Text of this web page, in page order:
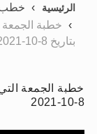
الرئيسية
خطب
خطبة الجمعة
بتاريخ 8-10-2021
خطبة الجمعة التي
8-10-2021